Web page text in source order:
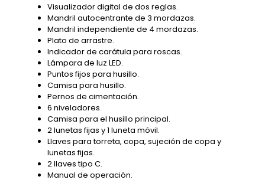
Visualizador digital de dos reglas.
Mandril autocentrante de 3 mordazas.
Mandril independiente de 4 mordazas.
Plato de arrastre.
Indicador de carátula para roscas.
Lámpara de luz LED.
Puntos fijos para husillo.
Camisa para husillo.
Pernos de cimentación.
6 niveladores.
Camisa para el husillo principal.
2 lunetas fijas y 1 luneta móvil.
Llaves para torreta, copa, sujeción de copa y
lunetas fijas.
2 llaves tipo C.
Manual de operación.